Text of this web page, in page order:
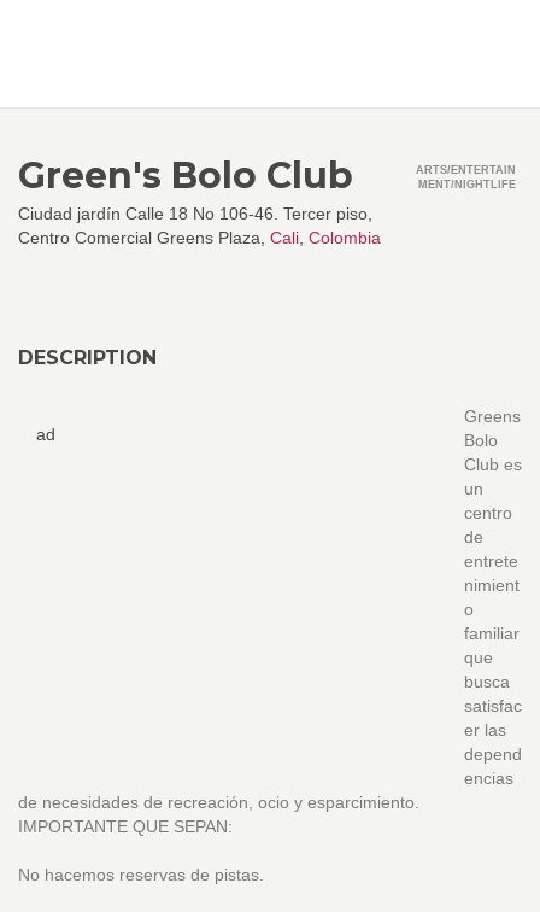
Green's Bolo Club
Ciudad jardín Calle 18 No 106-46. Tercer piso,
Centro Comercial Greens Plaza, Cali Colombia
ARTS/ENTERTAIN
MENT/NIGHTLIFE
DESCRIPTION
ad
Greens
Bolo
Club es
un
centro
de
entrete
nimient
o
familiar
que
busca
satisfac
er las
depend
encias
de necesidades de recreación, ocio y esparcimiento.
IMPORTANTE QUE SEPAN:
No hacemos reservas de pistas.